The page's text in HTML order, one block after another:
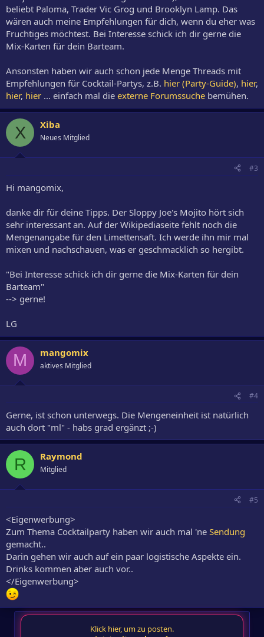
beliebt Paloma, Trader Vic Grog und Brooklyn Lamp. Das
wären auch meine Empfehlungen für dich, wenn du eher was
Fruchtiges möchtest. Bei Interesse schick ich dir gerne die
Mix-Karten für dein Barteam.
Ansonsten haben wir auch schon jede Menge Threads mit
Empfehlungen für Cocktail-Partys, z.B. hier (Party-Guide), hier,
hier, hier ... einfach mal die externe Forumssuche bemühen.
X Xiba
Neues Mitglied
#3
Hi mangomix,
danke dir für deine Tipps. Der Sloppy Joe's Mojito hört sich
sehr interessant an. Auf der Wikipediaseite fehlt noch die
Mengenangabe für den Limettensaft. Ich werde ihn mir mal
mixen und nachschauen, was er geschmacklich so hergibt.
"Bei Interesse schick ich dir gerne die Mix-Karten für dein
Barteam"
--> gerne!
LG
M mangomix
aktives Mitglied
#4
Gerne, ist schon unterwegs. Die Mengeneinheit ist natürlich
auch dort "ml" - habs grad ergänzt ;-)
R Raymond
Mitglied
#5
<Eigenwerbung>
Zum Thema Cocktailparty haben wir auch mal 'ne Sendung
gemacht..
Darin gehen wir auch auf ein paar logistische Aspekte ein.
Drinks kommen aber auch vor..
</Eigenwerbung>
Klick hier, um zu posten.